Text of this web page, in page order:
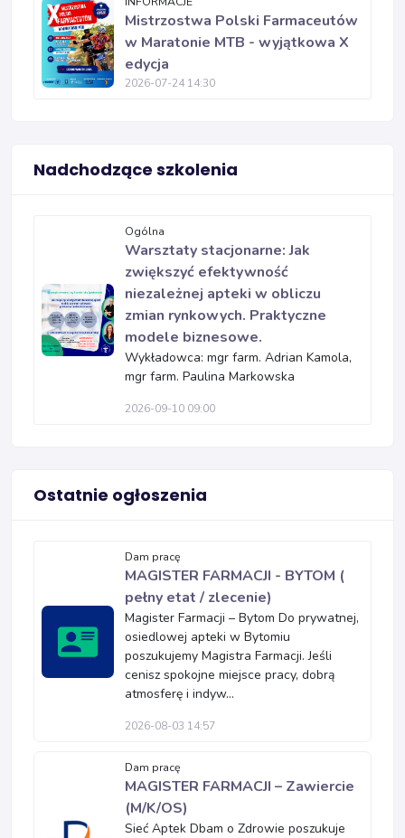
Mistrzostwa Polski Farmaceutów
w Maratonie MTB - wyjątkowa X
edycja
2026-07-24 14:30
Nadchodzące szkolenia
Ogólna
Warsztaty stacjonarne: Jak
zwiększyć efektywność
niezależnej apteki w obliczu
zmian rynkowych. Praktyczne
modele biznesowe.
Wykładowca: mgr farm. Adrian Kamola,
mgr farm. Paulina Markowska
2026-09-10 09:00
Ostatnie ogłoszenia
Dam pracę
MAGISTER FARMACJI - BYTOM (
pełny etat / zlecenie)
Magister Farmacji – Bytom Do prywatnej,
osiedlowej apteki w Bytomiu
poszukujemy Magistra Farmacji. Jeśli
cenisz spokojne miejsce pracy, dobrą
atmosferę i indyw...
2026-08-03 14:57
Dam pracę
MAGISTER FARMACJI – Zawiercie
(M/K/OS)
Sieć Aptek Dbam o Zdrowie poszukuje